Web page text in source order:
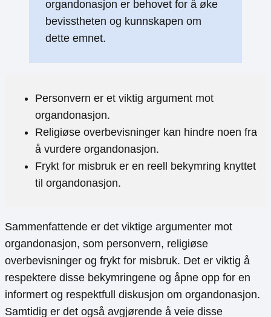
organdonasjon er behovet for å øke
bevisstheten og kunnskapen om
dette emnet.
Personvern er et viktig argument mot
organdonasjon.
Religiøse overbevisninger kan hindre noen fra
å vurdere organdonasjon.
Frykt for misbruk er en reell bekymring knyttet
til organdonasjon.
Sammenfattende er det viktige argumenter mot
organdonasjon, som personvern, religiøse
overbevisninger og frykt for misbruk. Det er viktig å
respektere disse bekymringene og åpne opp for en
informert og respektfull diskusjon om organdonasjon.
Samtidig er det også avgjørende å veie disse